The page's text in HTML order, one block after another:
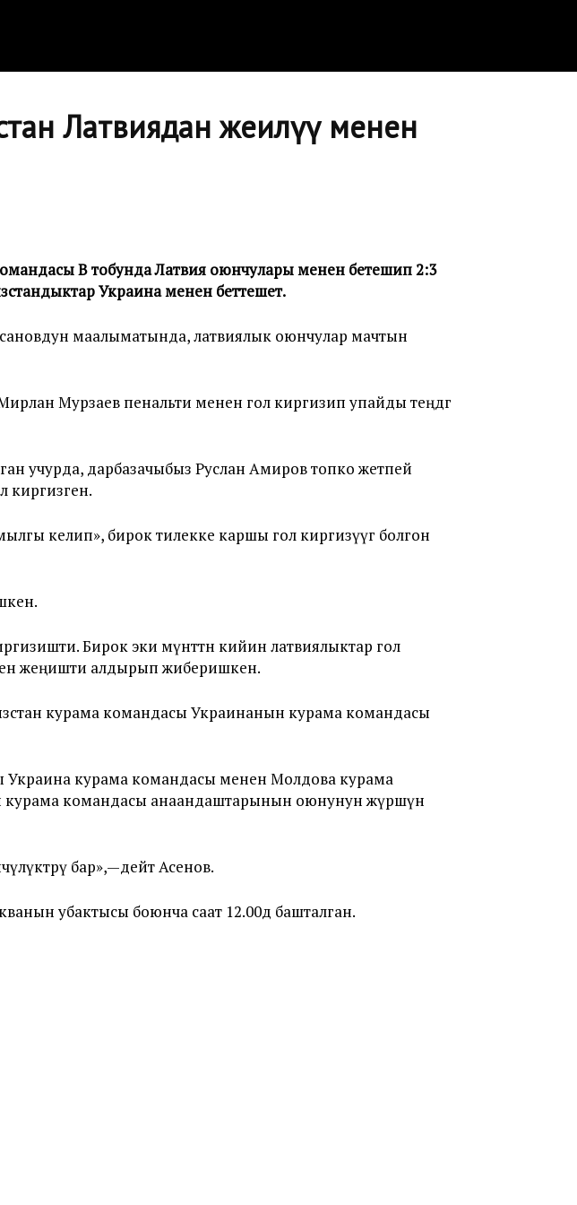
Латвиядан жеңилүү менен
В тобунда Латвия оюнчулары менен бетешип 2:3
Украина менен беттешет.
маалыматында, латвиялык оюнчулар мачтын
Мурзаев пенальти менен гол киргизип упайды теңдөөгө
учурда, дарбазачыбыз Руслан Амиров топко жетпей
киргизген.
келип», бирок тилекке каршы гол киргизүүгө болгон
Бирок эки мүнөттөн кийин латвиялыктар гол
жеңишти алдырып жиберишкен.
курама командасы Украинанын курама командасы
Украина курама командасы менен Молдова курама
курама командасы анаандаштарынын оюнунун жүршүн
бар»,—дейт Асенов.
убактысы боюнча саат 12.00дө башталган.